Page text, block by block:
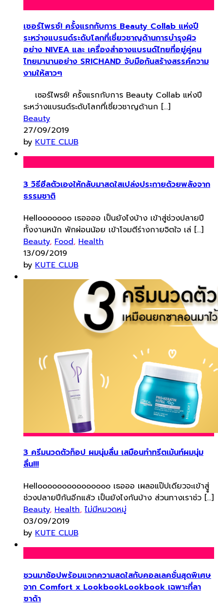
เซอร์ไพรซ์! ครั้งแรกกับการ Beauty Collab แห่งปี
ระหว่างแบรนด์ระดับโลกที่เชี่ยวชาญด้านการบำรุงผิว
อย่าง NIVEA และ เครื่องสำอางแบรนด์ไทยที่อยู่คู่คน
ไทยมานานอย่าง SRICHAND จับมือกันสร้างสรรค์ความ
งามให้สาวๆ
เซอร์ไพรซ์! ครั้งแรกกับการ Beauty Collab แห่งปี
ระหว่างแบรนด์ระดับโลกที่เชี่ยวชาญด้านก […]
Beauty
27/09/2019
by KUTE CLUB
3 วิธีฮีลตัวเองให้กลับมาสดใสเปล่งประกายด้วยพลังจาก
ธรรมชาติ
Hellooooooo เธออออ เป็นยังไงบ้าง เข้าสู่ช่วงปลายปี
ทั้งงานหนัก พักผ่อนน้อย เข้าโจมตีร่างกายจิตใจ เล่ […]
Beauty, Food, Health
13/09/2019
by KUTE CLUB
3 ครีมนวดตัวท็อป ผมนุ่มลื่น เสมือนทําทรีตเม้นท์ผมนุ่ม
ลื่น!!!
Hellooooooooooooooo เธอออ เผลอแป๊ปเดียวจะเข้าสูู่
ช่วงปลายปีกันอีกแล้ว เป็นยังไงกันบ้าง ส่วนทางเราช่ว […]
Beauty, Health, ไม่มีหมวดหมู่
03/09/2019
by KUTE CLUB
ชวนมาช้อปพร้อมแจกความสดใสกับคอลเลคชั่นสุดพิเศษ
จาก Comfort x LookbookLookbook เฉพาะที่ลา
ซาด้า